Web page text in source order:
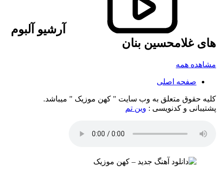
آرشیو آلبوم
های غلامحسین بنان
مشاهده همه
صفحه اصلی
کلیه حقوق متعلق به وب سایت " کهن موزیک " میباشد.
پشتیبانی و کدنویسی : وین تم